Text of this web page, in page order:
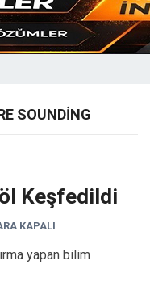
SOUNDING
Keşfedildi
KAPALI
yapan bilim